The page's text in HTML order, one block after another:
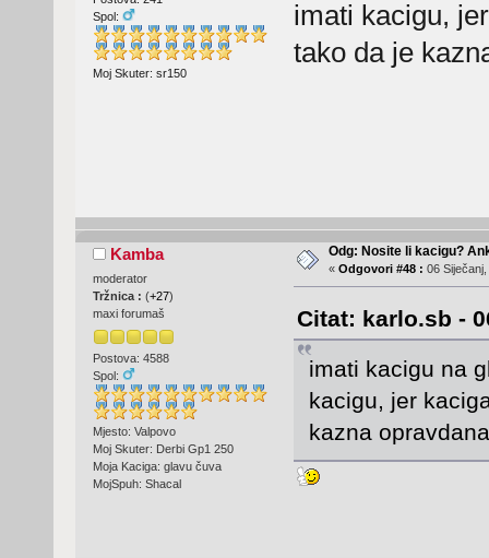
Spol:
Moj Skuter: sr150
imati kacigu,
tako da je
Kamba
moderator
Tržnica : (+27)
maxi forumaš
Postova: 4588
Spol:
Mjesto: Valpovo
Moj Skuter: Derbi Gp1 250
Moja Kaciga: glavu čuva
MojSpuh: Shacal
Odg: Nosite li kacigu?
« Odgovori #48 : 06
Citat: karlo.sb -
imati kacigu na
kacigu, jer
kazna